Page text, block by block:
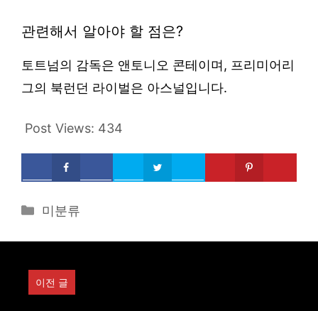
관련해서 알아야 할 점은?
토트넘의 감독은 앤토니오 콘테이며, 프리미어리
그의 북런던 라이벌은 아스널입니다.
Post Views: 434
Categories
미분류
이전 글